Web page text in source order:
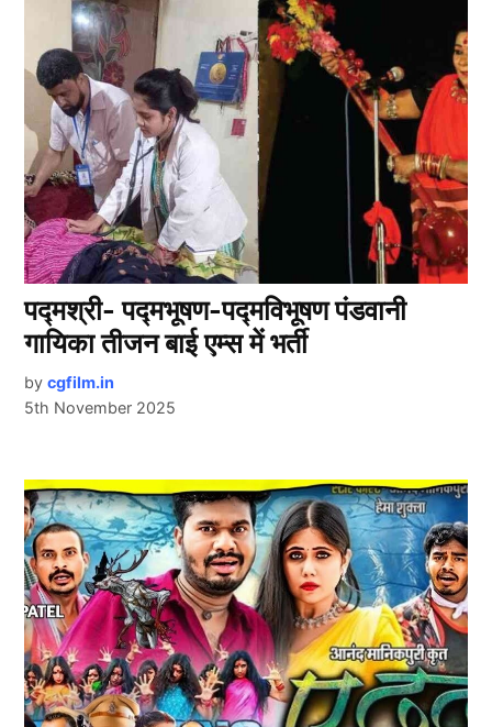
पद्मश्री- पद्मभूषण-पद्मविभूषण पंडवानी
गायिका तीजन बाई एम्स में भर्ती
by cgfilm.in
5th November 2025